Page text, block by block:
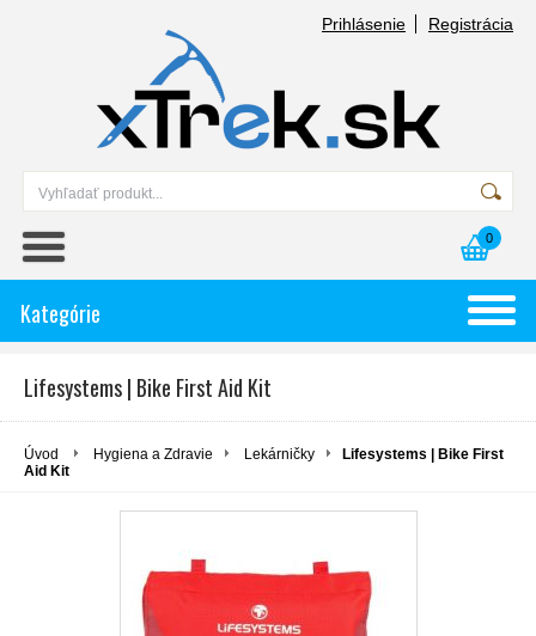
Prihlásenie Registrácia
0
Kategórie
Lifesystems | Bike First Aid Kit
Úvod Hygiena a Zdravie Lekárničky
Lifesystems | Bike First
Aid Kit